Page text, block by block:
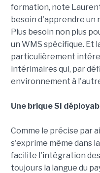
formation, note
besoin d'apprendre un
Plus besoin non plus
un WMS spécifique. Et
particulièrement
intérimaires qui, par
environnement à
Une brique SI
Comme le précise par
s'exprime même dans
facilite l'intégration
toujours la langue du